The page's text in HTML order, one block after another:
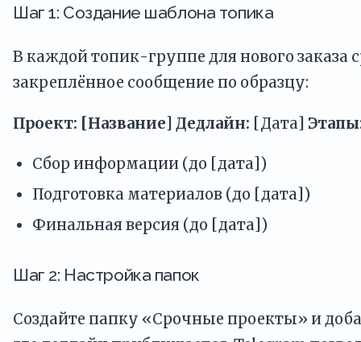
Шаг 1: Создание шаблона топика
В каждой топик-группе для нового заказа
закреплённое сообщение по образцу:
Проект: [Название] Дедлайн: [Дата]
Сбор информации (до [дата])
Подготовка материалов (до [дата])
Финальная версия (до [дата])
Шаг 2: Настройка папок
Создайте папку «Срочные проекты» и